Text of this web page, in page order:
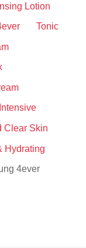
Lotion
Tonic
Clear Skin
Hydrating
4ever